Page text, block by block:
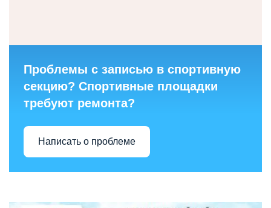
Проблемы с записью в спортивную
секцию? Спортивные площадки
требуют ремонта?
Написать о проблеме